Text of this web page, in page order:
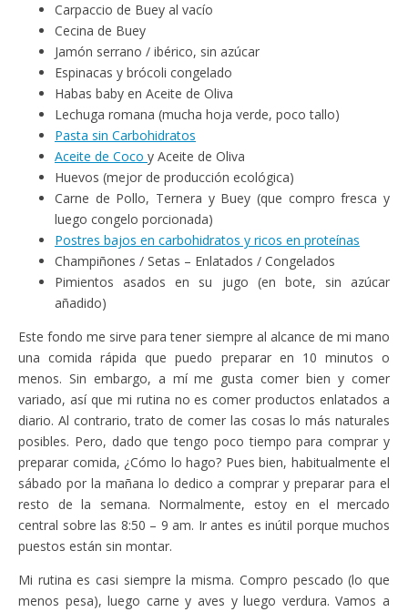
Carpaccio de Buey al vacío
Cecina de Buey
Jamón serrano / ibérico, sin azúcar
Espinacas y brócoli congelado
Habas baby en Aceite de Oliva
Lechuga romana (mucha hoja verde, poco tallo)
Pasta sin Carbohidratos
Aceite de Coco y Aceite de Oliva
Huevos (mejor de producción ecológica)
Carne de Pollo, Ternera y Buey (que compro fresca y
luego congelo porcionada)
Postres bajos en carbohidratos y ricos en proteínas
Champiñones / Setas – Enlatados / Congelados
Pimientos asados en su jugo (en bote, sin azúcar
añadido)
Este fondo me sirve para tener siempre al alcance de mi mano
una comida rápida que puedo preparar en 10 minutos o
menos. Sin embargo, a mí me gusta comer bien y comer
variado, así que mi rutina no es comer productos enlatados a
diario. Al contrario, trato de comer las cosas lo más naturales
posibles. Pero, dado que tengo poco tiempo para comprar y
preparar comida, ¿Cómo lo hago? Pues bien, habitualmente el
sábado por la mañana lo dedico a comprar y preparar para el
resto de la semana. Normalmente, estoy en el mercado
central sobre las 8:50 – 9 am. Ir antes es inútil porque muchos
puestos están sin montar.
Mi rutina es casi siempre la misma. Compro pescado (lo que
menos pesa), luego carne y aves y luego verdura. Vamos a